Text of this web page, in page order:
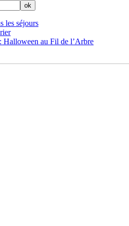
les séjours
Halloween au Fil de l’Arbre